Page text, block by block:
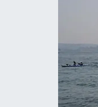
Ekonomi